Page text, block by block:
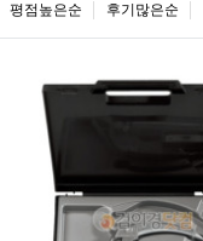
평점높은순 후기많은순